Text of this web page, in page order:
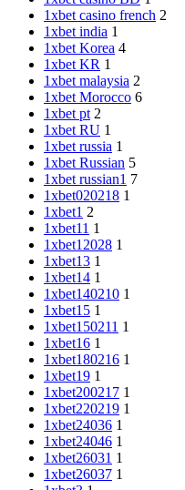
1xbet casino french 2
1xbet india 1
1xbet Korea 4
1xbet KR 1
1xbet malaysia 2
1xbet Morocco 6
1xbet pt 2
1xbet RU 1
1xbet russia 1
1xbet Russian 5
1xbet russian1 7
1xbet020218 1
1xbet1 2
1xbet11 1
1xbet12028 1
1xbet13 1
1xbet14 1
1xbet140210 1
1xbet15 1
1xbet150211 1
1xbet16 1
1xbet180216 1
1xbet19 1
1xbet200217 1
1xbet220219 1
1xbet24036 1
1xbet24046 1
1xbet26031 1
1xbet26037 1